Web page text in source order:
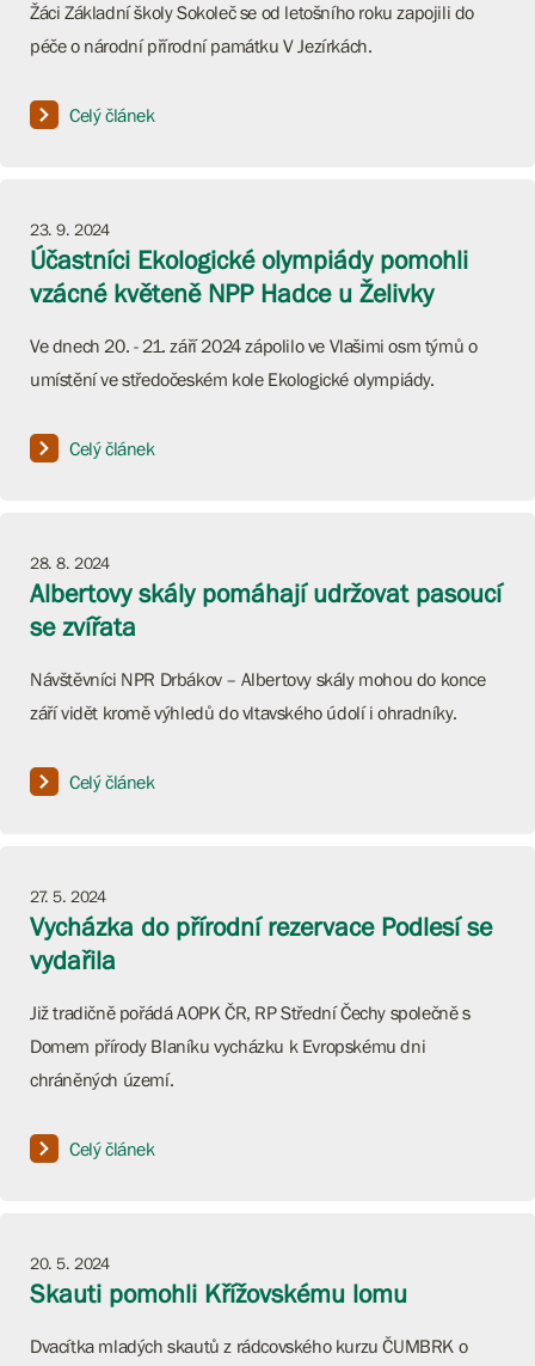
Žáci Základní školy Sokoleč se od letošního roku zapojili do
péče o národní přírodní památku V Jezírkách.
Celý článek
23. 9. 2024
Účastníci Ekologické olympiády pomohli
vzácné květeně NPP Hadce u Želivky
Ve dnech 20. - 21. září 2024 zápolilo ve Vlašimi osm týmů o
umístění ve středočeském kole Ekologické olympiády.
Celý článek
28. 8. 2024
Albertovy skály pomáhají udržovat pasoucí
se zvířata
Návštěvníci NPR Drbákov – Albertovy skály mohou do konce
září vidět kromě výhledů do vltavského údolí i ohradníky.
Celý článek
27. 5. 2024
Vycházka do přírodní rezervace Podlesí se
vydařila
Již tradičně pořádá AOPK ČR, RP Střední Čechy společně s
Domem přírody Blaníku vycházku k Evropskému dni
chráněných území.
Celý článek
20. 5. 2024
Skauti pomohli Křížovskému lomu
Dvacítka mladých skautů z rádcovského kurzu ČUMBRK o